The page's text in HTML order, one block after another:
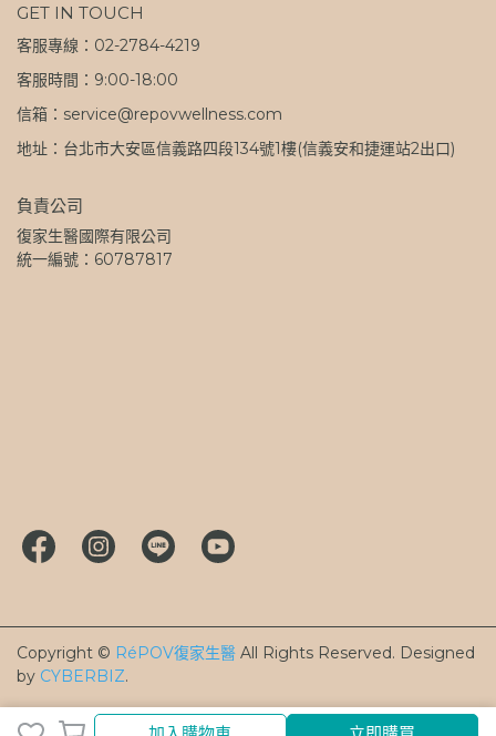
加入購物車
GET IN TOUCH
客服專線：02-2784-4219
客服時間：9:00-18:00
信箱：service@repovwellness.com
地址：台北市大安區信義路四段134號1樓(信義安和捷運站2出口)
負責公司
復家生醫國際有限公司
統一編號：60787817
Copyright © RéPOV復家生醫 All Rights Reserved. Designed
by CYBERBIZ.